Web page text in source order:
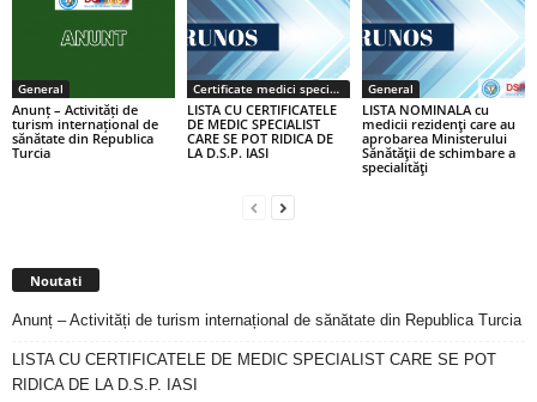
General
Anunț – Activități de
turism internațional de
sănătate din Republica
Turcia
Certificate medici specialiști / primari
LISTA CU CERTIFICATELE
DE MEDIC SPECIALIST
CARE SE POT RIDICA DE
LA D.S.P. IASI
General
LISTA NOMINALA cu
medicii rezidenţi care au
aprobarea Ministerului
Sănătăţii de schimbare a
specialităţi
Noutati
Anunț – Activități de turism internațional de sănătate din Republica Turcia
LISTA CU CERTIFICATELE DE MEDIC SPECIALIST CARE SE POT
RIDICA DE LA D.S.P. IASI